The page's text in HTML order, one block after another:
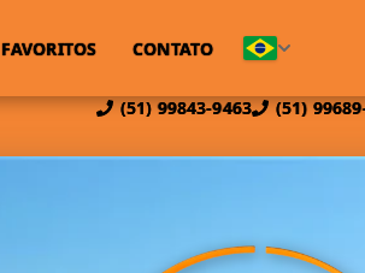
(51) 99843-9463 (51)
FAVORITOS CONTATO